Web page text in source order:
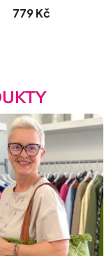
779 Kč